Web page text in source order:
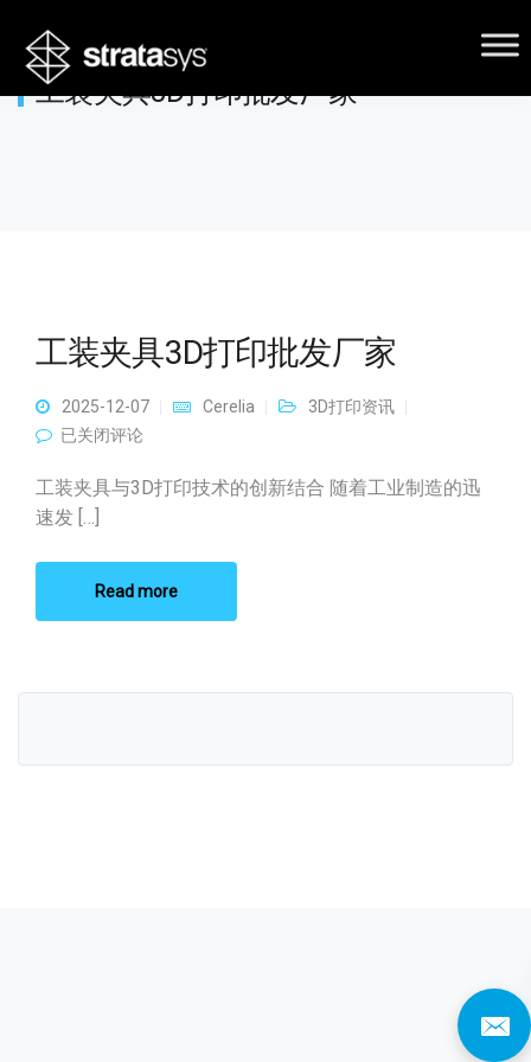
工装夹具3D打印批发厂家
工装夹具3D打印批发厂家
2025-12-07 Cerelia
3D打印资讯
工装夹具3D打印批发厂家
已关闭评论
工装夹具与3D打印技术的创新结合 随着工业制造的迅
速发 […]
Read more